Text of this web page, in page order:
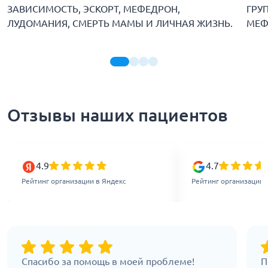
ЗАВИСИМОСТЬ, ЭСКОРТ, МЕФЕДРОН,
ЛУДОМАНИЯ, СМЕРТЬ МАМЫ И ЛИЧНАЯ ЖИЗНЬ.
Отзывы наших пациентов
4.9
Рейтинг организации в Яндекс
4.7
Рейтинг организации
Спасибо за помощь в моей проблеме!